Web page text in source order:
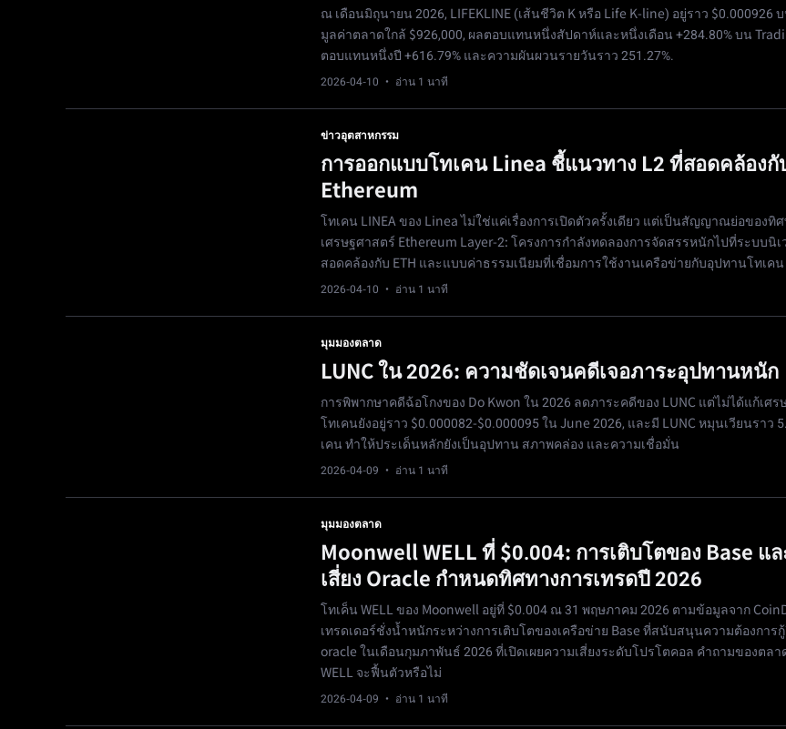
ณ เดือนมิถุนายน 2026, LIFEKLINE (เส้นชีวิต K หรือ Life K-line) อยู่ราว $0.000926 บ
มูลค่าตลาดใกล้ $926,000, ผลตอบแทนหนึ่งสัปดาห์และหนึ่งเดือน +284.80% บน
ตอบแทนหนึ่งปี +616.79% และความผันผวนรายวันราว 251.27%.
2026-04-10 · อ่าน 1 นาที
ข่าวอุตสาหกรรม
การออกแบบโทเคน Linea ชี้แนวทาง L2 ที่สอดคล้องกั
Ethereum
โทเคน LINEA ของ Linea ไม่ใช่แค่เรื่องการเปิดตัวครั้งเดียว แต่เป็นสัญญาณย่อของทิศ
เศรษฐศาสตร์ Ethereum Layer-2: โครงการกำลังทดลองการจัดสรรหนักไปที่ระบบนิเ
สอดคล้องกับ ETH และแบบค่าธรรมเนียมที่เชื่อมการใช้งานเครือข่ายกับอุปทานโทเคน
2026-04-10 · อ่าน 1 นาที
มุมมองตลาด
LUNC ใน 2026: ความชัดเจนคดีเจอภาระอุปทานหนัก
การพิพากษาคดีฉ้อโกงของ Do Kwon ใน 2026 ลดภาระคดีของ LUNC แต่ไม่ได้แก้เศ
โทเคนยังอยู่ราว $0.000082-$0.000095 ใน June 2026, และมี LUNC หมุนเวียนราว
เคน ทำให้ประเด็นหลักยังเป็นอุปทาน สภาพคล่อง และความเชื่อมั่น
2026-04-09 · อ่าน 1 นาที
มุมมองตลาด
Moonwell WELL ที่ $0.004: การเติบโตของ Base แ
เสี่ยง Oracle กำหนดทิศทางการเทรดปี 2026
โทเค็น WELL ของ Moonwell อยู่ที่ $0.004 ณ 31 พฤษภาคม 2026 ตามข้อมูลจาก
เทรดเดอร์ชั่งน้ำหนักระหว่างการเติบโตของเครือข่าย Base ที่สนับสนุนความต้องการ
oracle ในเดือนกุมภาพันธ์ 2026 ที่เปิดเผยความเสี่ยงระดับโปรโตคอล คำถามของตลา
WELL จะฟื้นตัวหรือไม่
2026-04-09 · อ่าน 1 นาที